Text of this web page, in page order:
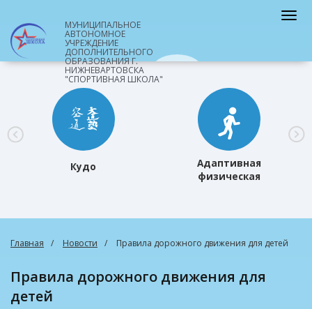
МУНИЦИПАЛЬНОЕ
АВТОНОМНОЕ
УЧРЕЖДЕНИЕ
ДОПОЛНИТЕЛЬНОГО
ОБРАЗОВАНИЯ Г.
НИЖНЕВАРТОВСКА
"СПОРТИВНАЯ ШКОЛА"
Кудо
Адаптивная
физическая
Главная Новости Правила дорожного движения для детей
Правила дорожного движения для
детей